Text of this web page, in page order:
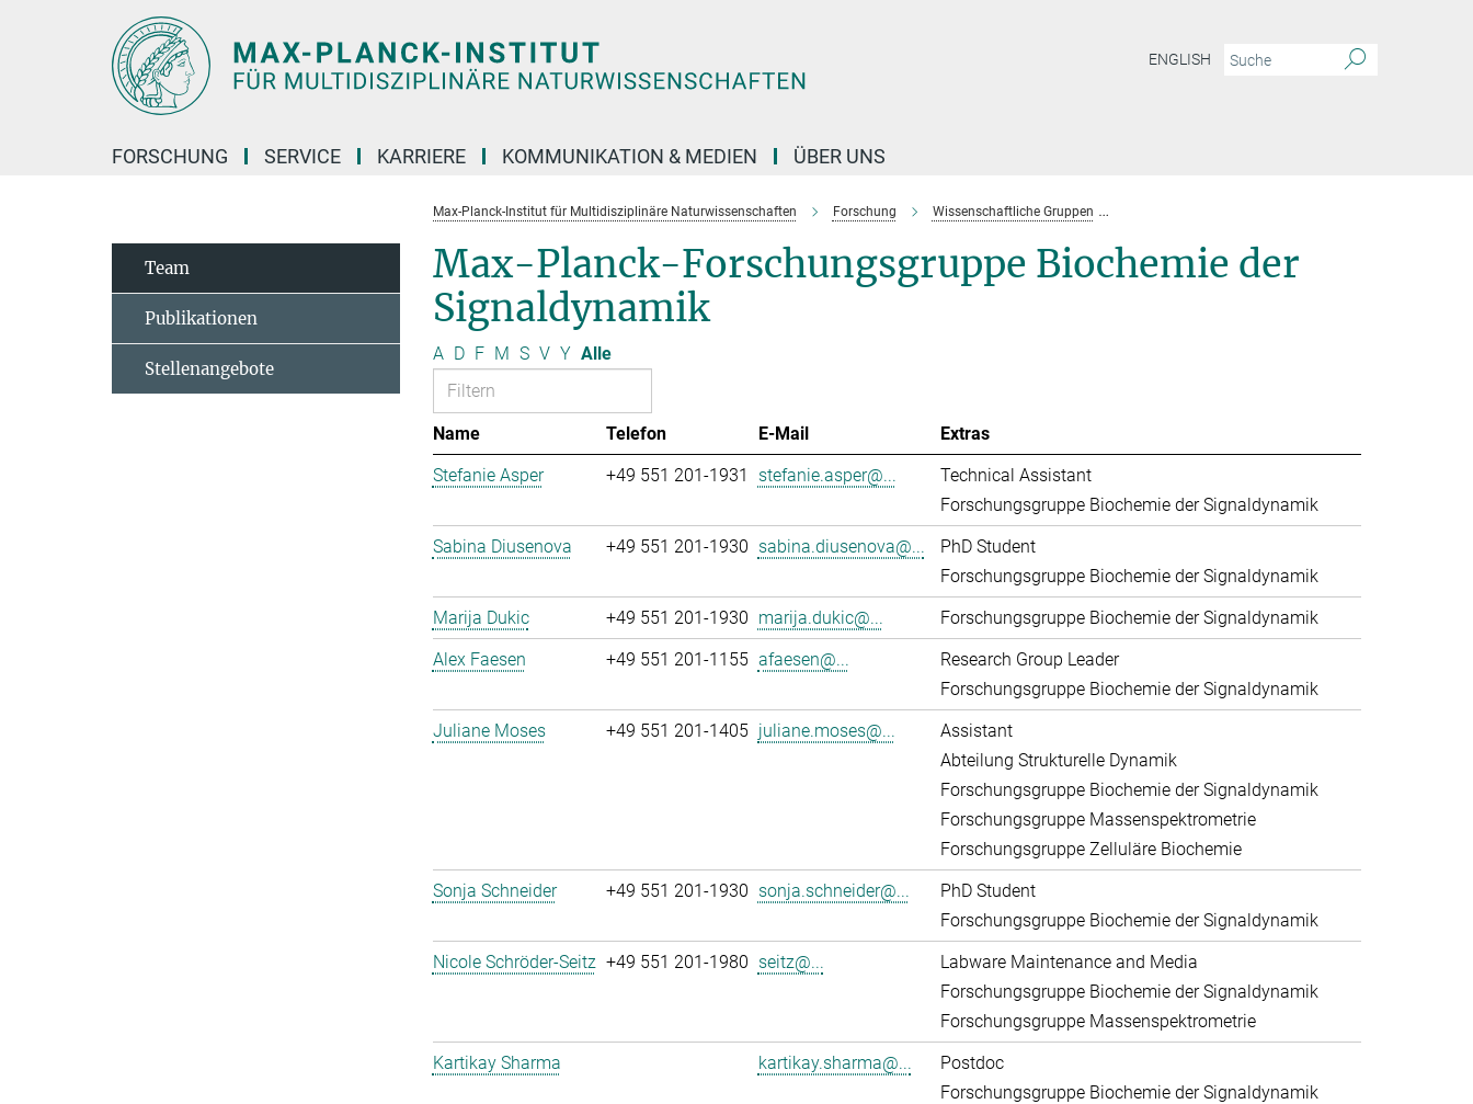
ENGLISH
FORSCHUNG SERVICE KARRIERE KOMMUNIKATION & MEDIEN ÜBER UNS
Max-Planck-Institut für Multidisziplinäre Naturwissenschaften Forschung Wissenschaftliche Gruppen
Max-Planck-Forschungsgruppe Biochemie der
Signaldynamik
A D F M S V Y Alle
Name Telefon E-Mail
Extras
Stefanie Asper
+49 551 201-1931 stefanie.asper@...
Technical Assistant
Forschungsgruppe Biochemie der Signaldynamik
Sabina Diusenova
+49 551 201-1930 sabina.diusenova@...
PhD Student
Forschungsgruppe Biochemie der Signaldynamik
Marija Dukic
+49 551 201-1930 marija.dukic@...
Forschungsgruppe Biochemie der Signaldynamik
Alex Faesen
+49 551 201-1155 afaesen@...
Research Group Leader
Forschungsgruppe Biochemie der Signaldynamik
Juliane Moses
+49 551 201-1405 juliane.moses@...
Assistant
Abteilung Strukturelle Dynamik
Forschungsgruppe Biochemie der Signaldynamik
Forschungsgruppe Massenspektrometrie
Forschungsgruppe Zelluläre Biochemie
Sonja Schneider
+49 551 201-1930 sonja.schneider@...
PhD Student
Forschungsgruppe Biochemie der Signaldynamik
Nicole Schröder-Seitz +49 551 201-1980 seitz@...
Labware Maintenance and Media
Forschungsgruppe Biochemie der Signaldynamik
Forschungsgruppe Massenspektrometrie
Kartikay Sharma
kartikay.sharma@...
Postdoc
Forschungsgruppe Biochemie der Signaldynamik
Team
Publikationen
Stellenangebote